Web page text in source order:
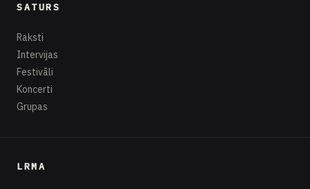
SATURS
Raksti
Intervijas
Festivāli
Koncerti
Grupas
LRMA